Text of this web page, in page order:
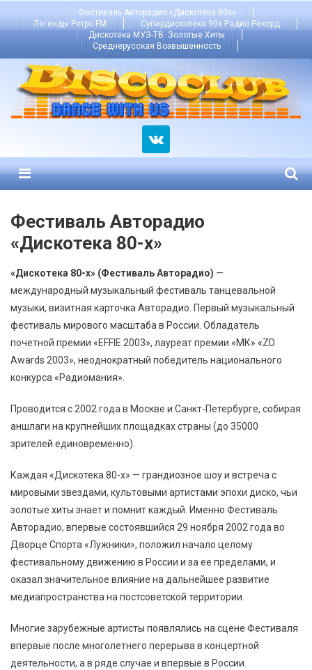
Фестиваль Авторадио «Дискотека 80х»
Легенды Ретро FM
Супердискотека 90х Радио Рекорд
Дискотека МУЗ-ТВ. Золотые Хиты
Среднерусская Возвышенность
Menu
Фестиваль Авторадио
«Дискотека 80-х»
«Дискотека 80-х» (Фестиваль Авторадио) —
международный музыкальный фестиваль танцевальной
музыки, визитная карточка Авторадио. Первый музыкальный
фестиваль мирового масштаба в России. Обладатель
почетной премии «EFFIE 2003», лауреат премии «МК» «ZD
Awards 2003», неоднократный победитель национального
конкурса «Радиомания».
Проводится с 2002 года в Москве и Санкт-Петербурге, собирая
аншлаги на крупнейших площадках страны (до 35000
зрителей единовременно).
Каждая «Дискотека 80-х» — грандиозное шоу и встреча с
мировыми звездами, культовыми артистами эпохи диско, чьи
золотые хиты знает и помнит каждый. Именно Фестиваль
Авторадио, впервые состоявшийся 29 ноября 2002 года во
Дворце Спорта «Лужники», положил начало целому
фестивальному движению в России и за ее пределами, и
оказал значительное влияние на дальнейшее развитие
медиапространства на постсоветской территории.
Многие зарубежные артисты появлялись на сцене Фестиваля
впервые после многолетнего перерыва в концертной
деятельности, а в ряде случае и впервые в России.